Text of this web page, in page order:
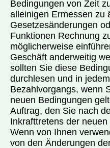
Bedingungen von Zeit
alleinigen Ermessen zu
Gesetzesänderungen
Funktionen Rechnung
möglicherweise
Geschäft anderweitig
sollten Sie diese
durchlesen und in
Bezahlvorgangs, wenn
neuen Bedingungen
Auftrag, den Sie nach
Inkrafttretens der
Wenn von Ihnen
von den Änderungen